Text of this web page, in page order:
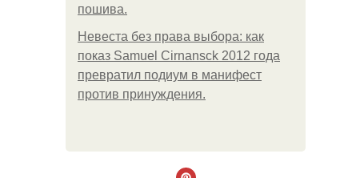
пошива.
Невеста без права выбора: как
показ Samuel Cirnansck 2012 года
превратил подиум в манифест
против принуждения.